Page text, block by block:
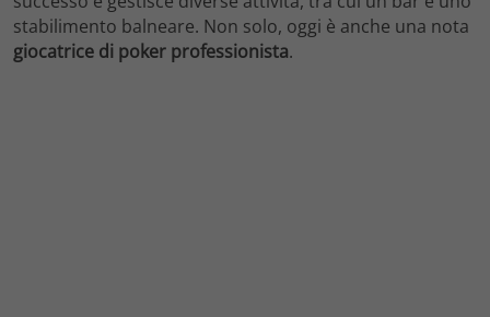
stabilimento balneare. Non solo, oggi è anche una nota
giocatrice di poker professionista.